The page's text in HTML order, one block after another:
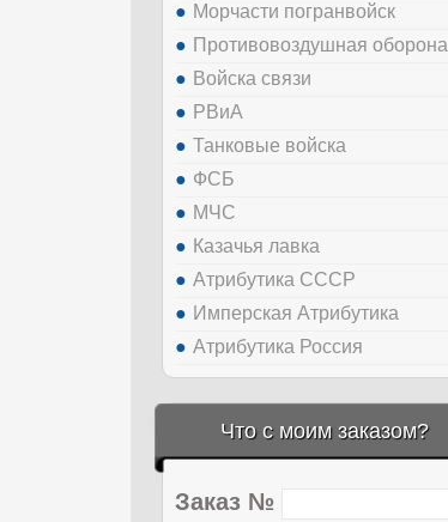
Морчасти погранвойск
Противовоздушная оборона
Войска связи
РВиА
Танковые войска
ФСБ
МЧС
Казачья лавка
Атрибутика СССР
Имперская Атрибутика
Атрибутика Россия
Что с моим заказом?
Заказ №